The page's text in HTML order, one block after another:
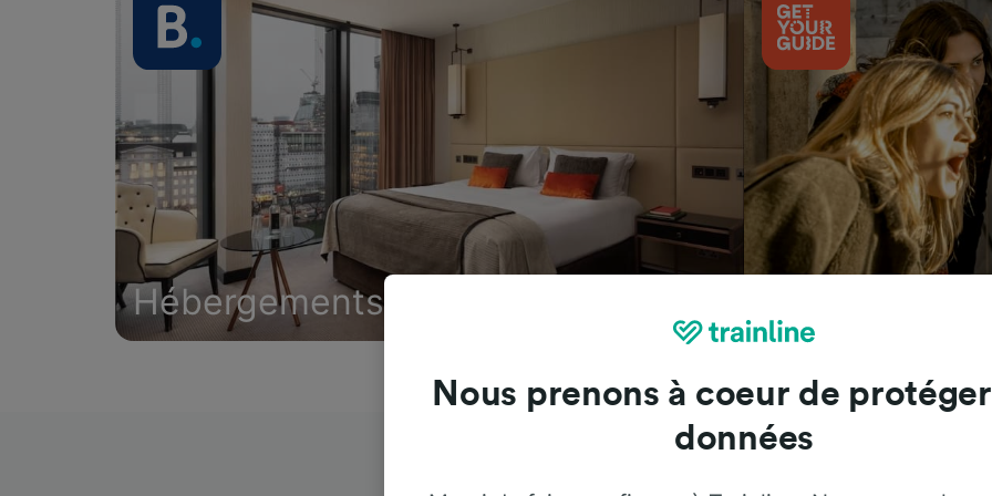
Hébergements
Trainline : l'avis de nos clients
Nous prenons à coeur de
données